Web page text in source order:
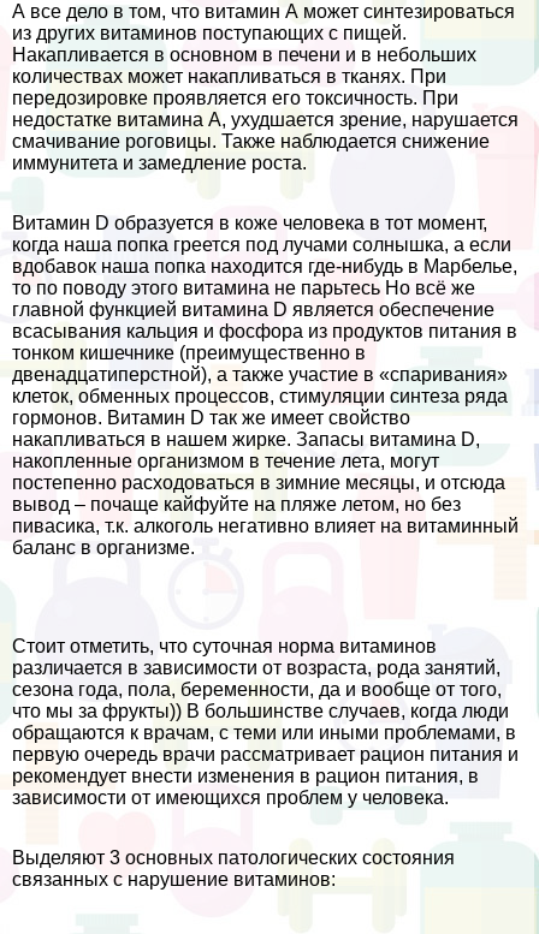
А все дело в том, что витамин А может синтезироваться
из других витаминов поступающих с пищей.
Накапливается в основном в печени и в небольших
количествах может накапливаться в тканях. При
передозировке проявляется его токсичность. При
недостатке витамина A, ухудшается зрение, нарушается
смачивание роговицы. Также наблюдается снижение
иммунитета и замедление роста.
Витамин D образуется в коже человека в тот момент,
когда наша попка греется под лучами солнышка, а если
вдобавок наша попка находится где-нибудь в Марбелье,
то по поводу этого витамина не парьтесь Но всё же
главной функцией витамина D является обеспечение
всасывания кальция и фосфора из продуктов питания в
тонком кишечнике (преимущественно в
двенадцатиперстной), а также участие в «спаривания»
клеток, обменных процессов, стимуляции синтеза ряда
гормонов. Витамин D так же имеет свойство
накапливаться в нашем жирке. Запасы витамина D,
накопленные организмом в течение лета, могут
постепенно расходоваться в зимние месяцы, и отсюда
вывод – почаще кайфуйте на пляже летом, но без
пивасика, т.к. алкоголь негативно влияет на витаминный
баланс в организме.
Стоит отметить, что суточная норма витаминов
различается в зависимости от возраста, рода занятий,
сезона года, пола, беременности, да и вообще от того,
что мы за фрукты)) В большинстве случаев, когда люди
обращаются к врачам, с теми или иными проблемами, в
первую очередь врачи рассматривает рацион питания и
рекомендует внести изменения в рацион питания, в
зависимости от имеющихся проблем у человека.
Выделяют 3 основных патологических состояния
связанных с нарушение витаминов: